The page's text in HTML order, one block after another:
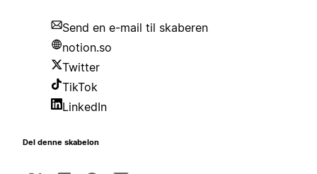
Send en e-mail til skaberen
notion.so
Twitter
TikTok
LinkedIn
Del denne skabelon